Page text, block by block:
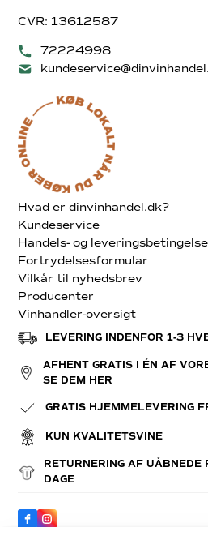
CVR: 13612587
72224998
Hvad er dinvinhandel.dk?
Kundeservice
Handels- og
Fortrydelsesformular
Vilkår til nyhedsbrev
Producenter
Vinhandler-oversigt
LEVERING INDENFOR 1-3
AFHENT GRATIS I ÉN AF
SE DEM HER
GRATIS HJEMMELEVERING
KUN KVALITETSVINE
RETURNERING AF
DAGE